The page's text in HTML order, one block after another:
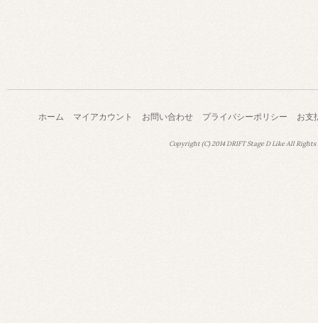
ホーム マイアカウント お問い合わせ プライバシーポリシー お支
Copyright (C) 2014 DRIFT Stage D Like All